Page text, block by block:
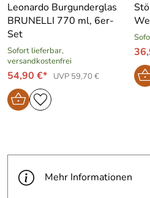
Leonardo Burgunderglas
BRUNELLI 770 ml, 6er-
Set
Sofort lieferbar,
versandkostenfrei
54,90 €* UVP 59,70 €
Mehr Informationen